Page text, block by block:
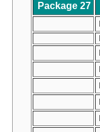
Package 27